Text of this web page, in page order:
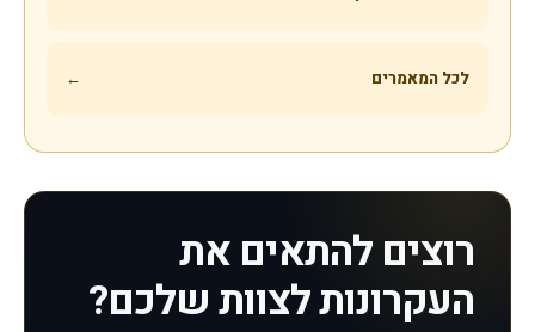
לכל המאמרים ←
רוצים להתאים את
העקרונות לצוות שלכם?